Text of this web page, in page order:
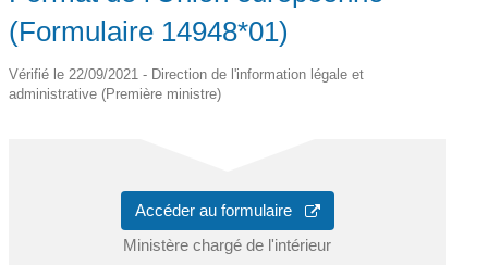
(Formulaire 14948*01)
Vérifié le 22/09/2021 - Direction de l'information légale et
administrative (Première ministre)
Accéder au formulaire
Ministère chargé de l'intérieur